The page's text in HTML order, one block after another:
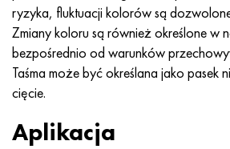
ryzyka, fluktuacji kolorów są
Zmiany koloru są również określone w
bezpośrednio od warunków
Taśma może być określana jako pasek
cięcie.
Aplikacja